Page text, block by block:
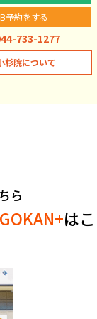
予約をする
733-1277
杉院について
ら
はこ